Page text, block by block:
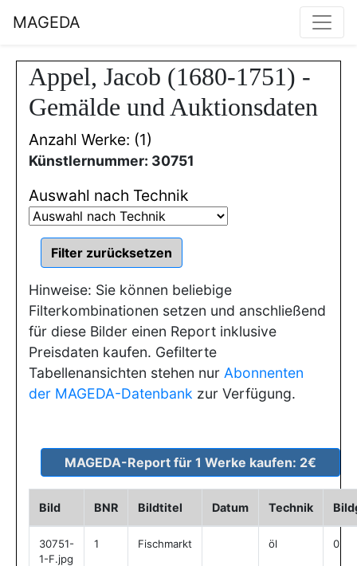
MAGEDA
Appel, Jacob (1680-1751) -
Gemälde und Auktionsdaten
Anzahl Werke: (1)
Künstlernummer: 30751
Auswahl nach Technik
Hinweise: Sie können beliebige
Filterkombinationen setzen und anschließend
für diese Bilder einen Report inklusive
Preisdaten kaufen. Gefilterte
Tabellenansichten stehen nur Abonnenten
der MAGEDA-Datenbank zur Verfügung.
Bild BNR Bildtitel Datum Technik
30751-
1-F.jpg
1 Fischmarkt öl 0